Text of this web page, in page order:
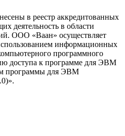
в реестр аккредитованных
деятельность в области
ООО «Ваан» осуществляет
информационных
программного
доступа к программе для ЭВМ
программы для ЭВМ